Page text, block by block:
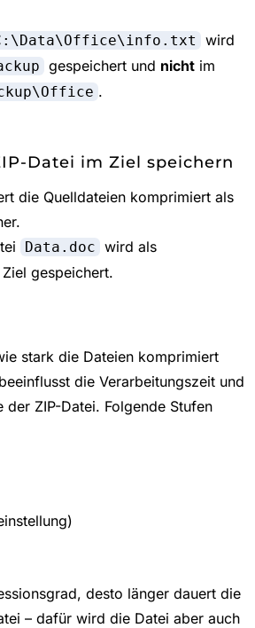
wird
gespeichert und nicht im
.
Datei im Ziel speichern
die Quelldateien komprimiert als
Data.doc wird als
gespeichert.
stark die Dateien komprimiert
die Verarbeitungszeit und
ZIP-Datei. Folgende Stufen
desto länger dauert die
– dafür wird die Datei aber auch